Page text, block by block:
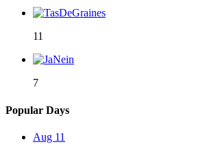
11
7
Popular Days
Aug 11